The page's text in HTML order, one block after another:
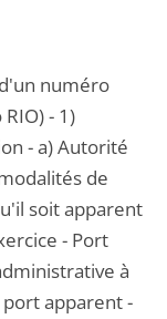
numéro
- 1)
- a) Autorité
de
soit apparent
- Port
à
apparent -